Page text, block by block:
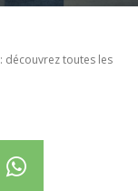
découvrez toutes les